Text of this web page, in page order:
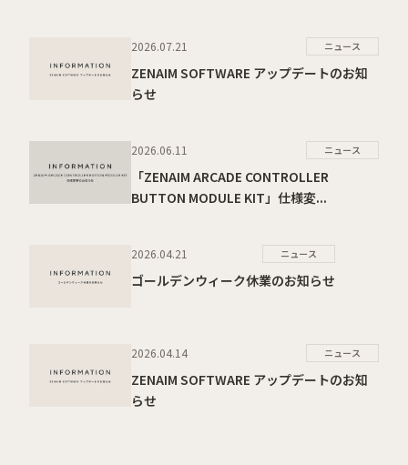
2026.07.21 ニュース
ZENAIM SOFTWARE アップデートのお知
らせ
2026.06.11 ニュース
「ZENAIM ARCADE CONTROLLER
BUTTON MODULE KIT」仕様変...
2026.04.21 ニュース
ゴールデンウィーク休業のお知らせ
2026.04.14 ニュース
ZENAIM SOFTWARE アップデートのお知
らせ